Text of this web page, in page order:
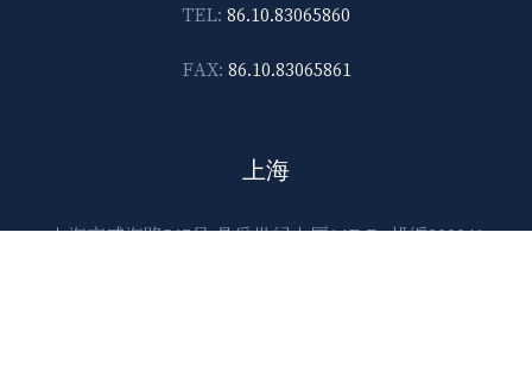
TEL: 86.10.83065860
FAX: 86.10.83065861
上海
上海市威海路567号 晶采世纪大厦14F-D, 邮编200041